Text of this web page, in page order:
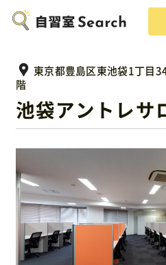
エリアか
自習室Searchとは？
掲載希望の方
東京都豊島区東池袋1丁目
階
池袋アントレサ